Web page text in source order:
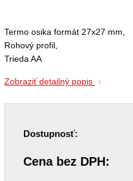
Termo osika formát 27x27 mm,
Rohový profil,
Trieda AA
Zobraziť detailný popis
Dostupnosť:
Cena bez DPH: